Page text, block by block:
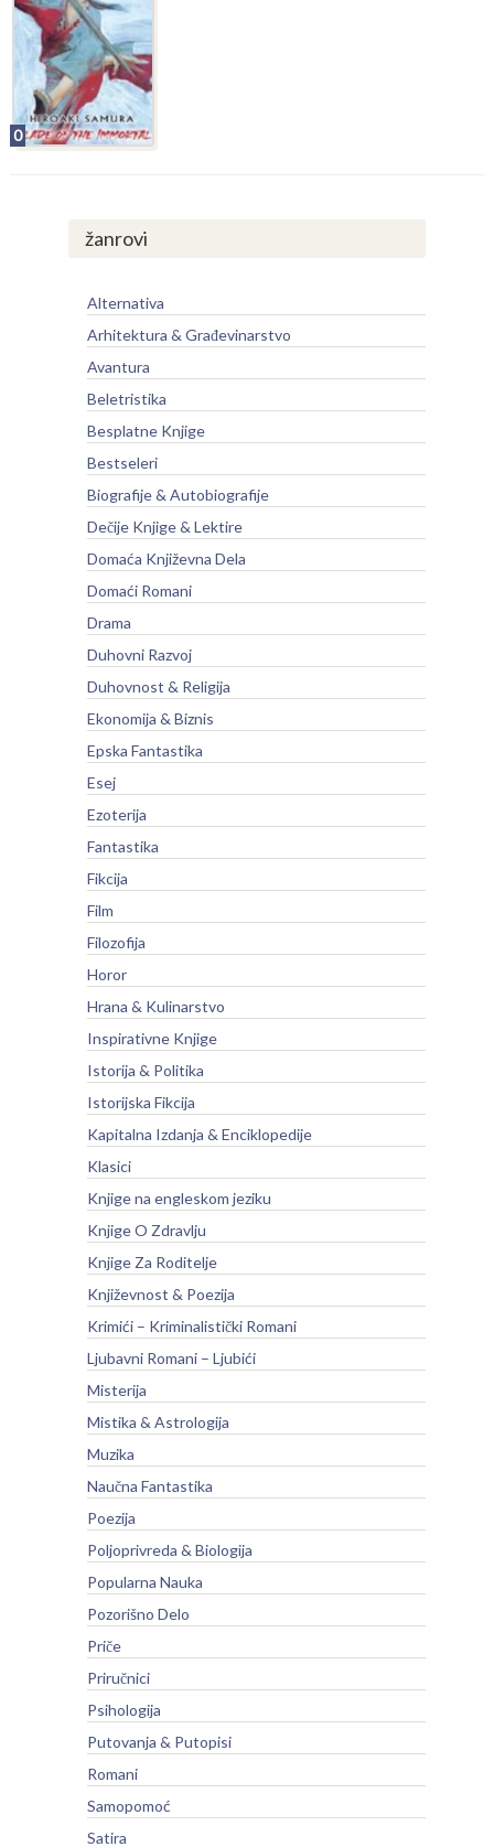
0
žanrovi
Alternativa
Arhitektura & Građevinarstvo
Avantura
Beletristika
Besplatne Knjige
Bestseleri
Biografije & Autobiografije
Dečije Knjige & Lektire
Domaća Književna Dela
Domaći Romani
Drama
Duhovni Razvoj
Duhovnost & Religija
Ekonomija & Biznis
Epska Fantastika
Esej
Ezoterija
Fantastika
Fikcija
Film
Filozofija
Horor
Hrana & Kulinarstvo
Inspirativne Knjige
Istorija & Politika
Istorijska Fikcija
Kapitalna Izdanja & Enciklopedije
Klasici
Knjige na engleskom jeziku
Knjige O Zdravlju
Knjige Za Roditelje
Književnost & Poezija
Krimići – Kriminalistički Romani
Ljubavni Romani – Ljubići
Misterija
Mistika & Astrologija
Muzika
Naučna Fantastika
Poezija
Poljoprivreda & Biologija
Popularna Nauka
Pozorišno Delo
Priče
Priručnici
Psihologija
Putovanja & Putopisi
Romani
Samopomoć
Satira